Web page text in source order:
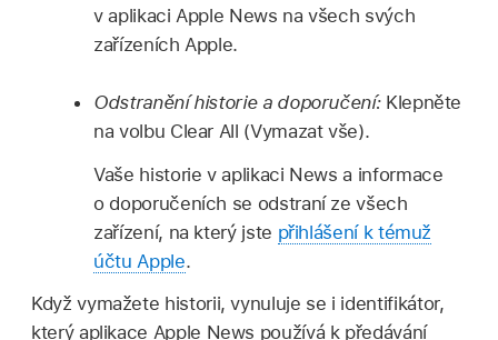
v aplikaci Apple News na všech svých
zařízeních Apple.
Odstranění historie a doporučení: Klepněte
na volbu Clear All (Vymazat vše).
Vaše historie v aplikaci News a informace
o doporučeních se odstraní ze všech
zařízení, na který jste přihlášení k témuž
účtu Apple.
Když vymažete historii, vynuluje se i identifikátor,
který aplikace Apple News používá k předávání